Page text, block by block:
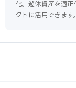
化。遊休資産を適正
クトに活用できます。